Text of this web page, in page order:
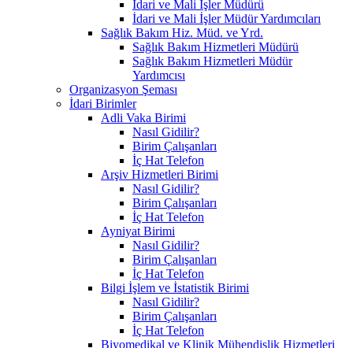
İdari ve Mali İşler Müdürü
İdari ve Mali İşler Müdür Yardımcıları
Sağlık Bakım Hiz. Müd. ve Yrd.
Sağlık Bakım Hizmetleri Müdürü
Sağlık Bakım Hizmetleri Müdür
Yardımcısı
Organizasyon Şeması
İdari Birimler
Adli Vaka Birimi
Nasıl Gidilir?
Birim Çalışanları
İç Hat Telefon
Arşiv Hizmetleri Birimi
Nasıl Gidilir?
Birim Çalışanları
İç Hat Telefon
Ayniyat Birimi
Nasıl Gidilir?
Birim Çalışanları
İç Hat Telefon
Bilgi İşlem ve İstatistik Birimi
Nasıl Gidilir?
Birim Çalışanları
İç Hat Telefon
Biyomedikal ve Klinik Mühendislik Hizmetleri